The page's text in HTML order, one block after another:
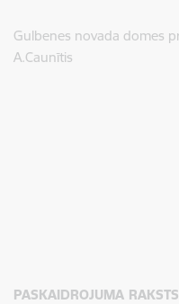
Gulbenes novada
A.Caunītis
PASKAIDROJUMA RAKSTS